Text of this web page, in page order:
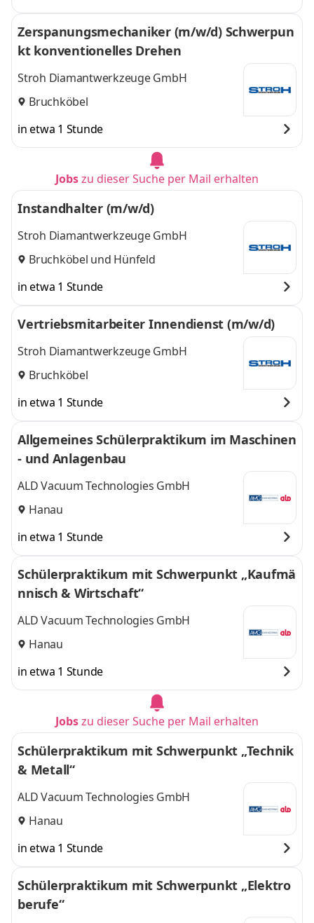
Zerspanungsmechaniker (m/w/d) Schwerpun
kt konventionelles Drehen
Stroh Diamantwerkzeuge GmbH
Bruchköbel
in etwa 1 Stunde
Jobszu dieser Suche per Mail erhalten
Instandhalter (m/w/d)
Stroh Diamantwerkzeuge GmbH
Bruchköbel und Hünfeld
in etwa 1 Stunde
Vertriebsmitarbeiter Innendienst (m/w/d)
Stroh Diamantwerkzeuge GmbH
Bruchköbel
in etwa 1 Stunde
Allgemeines Schülerpraktikum im Maschinen
- und Anlagenbau
ALD Vacuum Technologies GmbH
Hanau
in etwa 1 Stunde
Schülerpraktikum mit Schwerpunkt „Kaufmä
nnisch & Wirtschaft“
ALD Vacuum Technologies GmbH
Hanau
in etwa 1 Stunde
Jobszu dieser Suche per Mail erhalten
Schülerpraktikum mit Schwerpunkt „Technik
& Metall“
ALD Vacuum Technologies GmbH
Hanau
in etwa 1 Stunde
Schülerpraktikum mit Schwerpunkt „Elektro
berufe“